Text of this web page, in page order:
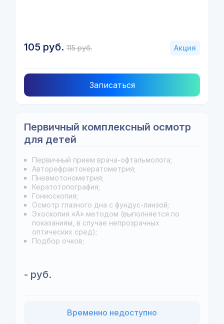
105 руб. 115 руб. Акция
Записаться
Первичный комплексный осмотр
для детей
Первичный прием врача-офтальмолога;
Авторефрактокератометрия;
Пневмотонометрия;
Кератотопография;
Гониоскопия;
Осмотр глазного дна с фундус-линзой;
Эхоскопия «А» методом (выполняется по
показаниям, в случае непрозрачных
оптических сред);
Подбор очков;
- руб.
Временно недоступно